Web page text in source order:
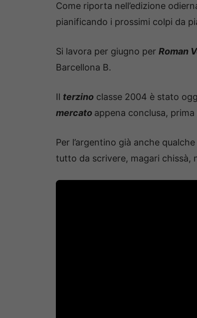
Come riporta nell’edizione
pianificando i prossimi colpi da
Si lavora per giugno per Roman
Barcellona B.
Il terzino classe 2004 è stato
mercato appena conclusa,
Per l’argentino già anche
tutto da scrivere, magari chissà,